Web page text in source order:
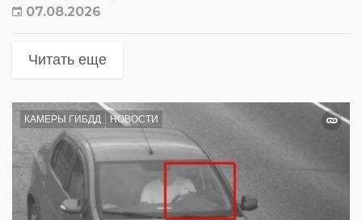
07.08.2026
Читать еще
КАМЕРЫ ГИБДД НОВОСТИ